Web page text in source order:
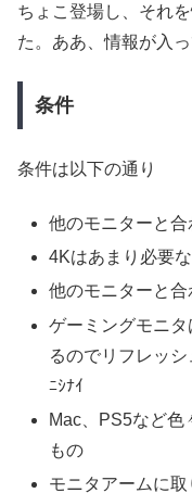
ちょこ登場し、それ
た。ああ、情報が入
条件
条件は以下の通り
他のモニターと
4Kはあまり必要
他のモニターと
ゲーミングモニ
るのでリフレッ
ﾆｼﾅｲ
Mac、PS5など色
もの
モニタアームに